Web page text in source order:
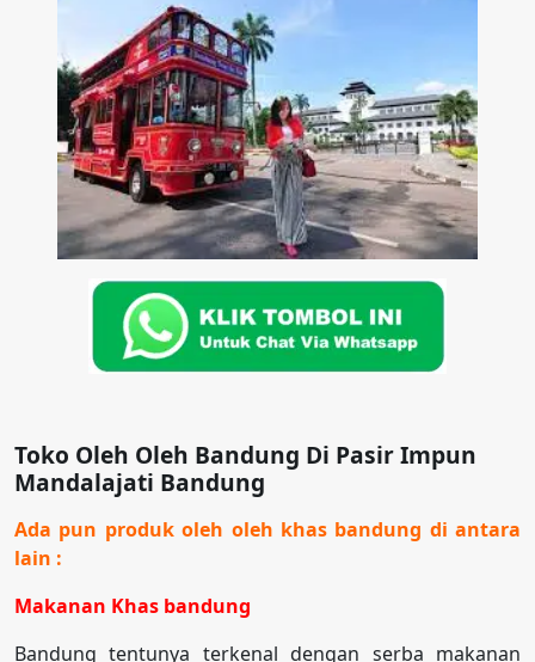
Toko Oleh Oleh Bandung Di Pasir Impun
Mandalajati Bandung
Ada pun produk oleh oleh khas bandung di antara
lain :
Makanan Khas bandung
Bandung tentunya terkenal dengan serba makanan